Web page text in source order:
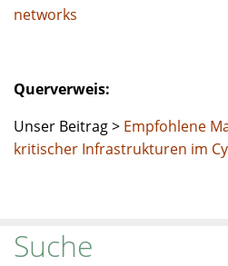
networks
Querverweis:
Unser Beitrag > Empfohlene
kritischer Infrastrukturen im
Suche